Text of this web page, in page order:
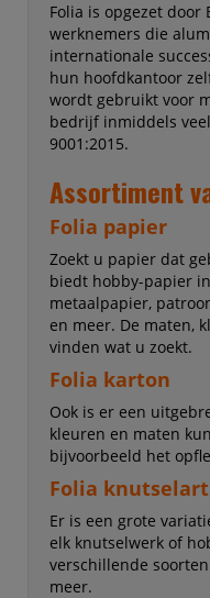
Folia is opgezet
werknemers die
internationale
hun hoofdkantoor
wordt gebruikt voor
bedrijf inmiddels veel
9001:2015.
Assortiment
Folia papier
Zoekt u papier dat
biedt hobby-papier
metaalpapier,
en meer. De maten,
vinden wat u zoekt.
Folia karton
Ook is er een
kleuren en maten
bijvoorbeeld het
Folia
Er is een grote
elk knutselwerk of
verschillende
meer.